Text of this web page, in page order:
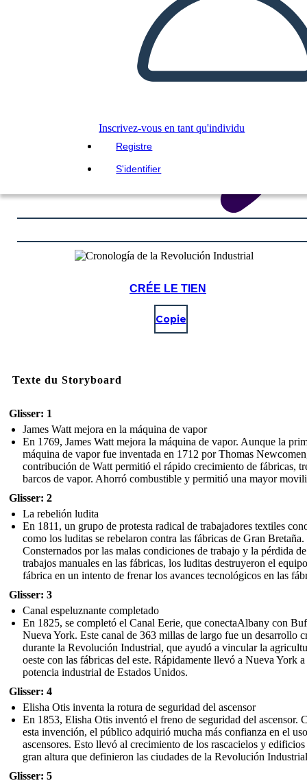
Inscrivez-vous en tant qu'individu
Registre
S'identifier
CRÉE LE TIEN
Copie
Texte du Storyboard
Glisser: 1
James Watt mejora en la máquina de vapor
En 1769, James Watt mejora la máquina de vapor. Aunque la
máquina de vapor fue inventada en 1712 por Thomas
contribución de Watt permitió el rápido crecimiento de fábricas,
barcos de vapor. Ahorró combustible y permitió una mayor
Glisser: 2
La rebelión ludita
En 1811, un grupo de protesta radical de trabajadores textiles
como los luditas se rebelaron contra las fábricas de Gran Bretaña.
Consternados por las malas condiciones de trabajo y la pérdida de
trabajos manuales en las fábricas, los luditas destruyeron el
fábrica en un intento de frenar los avances tecnológicos en las
Glisser: 3
Canal espeluznante completado
En 1825, se completó el Canal Eerie, que conectaAlbany con
Nueva York. Este canal de 363 millas de largo fue un desarrollo
durante la Revolución Industrial, que ayudó a vincular la
oeste con las fábricas del este. Rápidamente llevó a Nueva York a
potencia industrial de Estados Unidos.
Glisser: 4
Elisha Otis inventa la rotura de seguridad del ascensor
En 1853, Elisha Otis inventó el freno de seguridad del ascensor.
esta invención, el público adquirió mucha más confianza en el
ascensores. Esto llevó al crecimiento de los rascacielos y edificios
gran altura que definieron las ciudades de la Revolución
Glisser: 5